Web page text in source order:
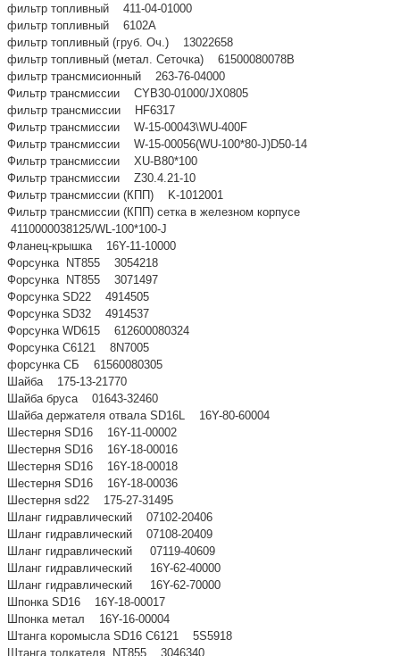
фильтр топливный 411-04-01000
фильтр топливный 6102A
фильтр топливный (груб. Оч.) 13022658
фильтр топливный (метал. Сеточка) 61500080078B
фильтр трансмисионный 263-76-04000
Фильтр трансмиссии CYB30-01000/JX0805
фильтр трансмиссии HF6317
Фильтр трансмиссии W-15-00043\WU-400F
Фильтр трансмиссии W-15-00056(WU-100*80-J)D50-14
Фильтр трансмиссии XU-B80*100
Фильтр трансмиссии Z30.4.21-10
Фильтр трансмиссии (КПП) K-1012001
Фильтр трансмиссии (КПП) сетка в железном корпусе
4110000038125/WL-100*100-J
Фланец-крышка 16Y-11-10000
Форсунка NT855 3054218
Форсунка NT855 3071497
Форсунка SD22 4914505
Форсунка SD32 4914537
Форсунка WD615 612600080324
Форсунка С6121 8N7005
форсунка СБ 61560080305
Шайба 175-13-21770
Шайба бруса 01643-32460
Шайба держателя отвала SD16L 16Y-80-60004
Шестерня SD16 16Y-11-00002
Шестерня SD16 16Y-18-00016
Шестерня SD16 16Y-18-00018
Шестерня SD16 16Y-18-00036
Шестерня sd22 175-27-31495
Шланг гидравлический 07102-20406
Шланг гидравлический 07108-20409
Шланг гидравлический 07119-40609
Шланг гидравлический 16Y-62-40000
Шланг гидравлический 16Y-62-70000
Шпонка SD16 16Y-18-00017
Шпонка метал 16Y-16-00004
Штанга коромысла SD16 С6121 5S5918
Штанга толкателя NT855 3046340